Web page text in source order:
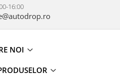
16:00
NOI